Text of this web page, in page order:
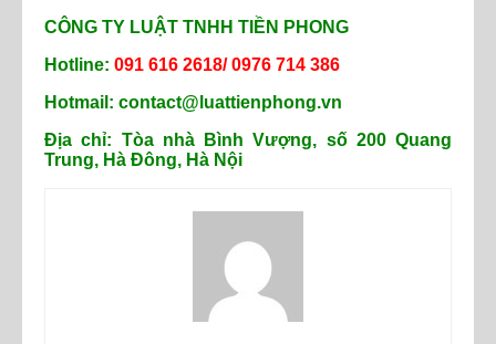
CÔNG TY LUẬT TNHH TIỀN PHONG
Hotline: 091 616 2618/ 0976 714 386
Hotmail: contact@luattienphong.vn
Địa chỉ: Tòa nhà Bình Vượng, số 200 Quang
Trung, Hà Đông, Hà Nội